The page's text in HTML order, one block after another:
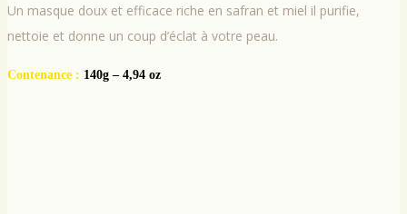
Un masque doux et efficace riche en safran et miel il purifie,
nettoie et donne un coup d’éclat à votre peau.
Contenance : 140g – 4,94 oz